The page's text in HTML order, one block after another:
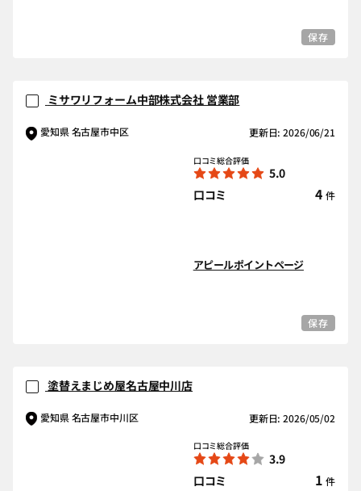
保存
ミサワリフォーム中部株式会社 営業部
愛知県 名古屋市中区 更新日: 2026/06/21
口コミ総合評価
5.0
口コミ
4 件
アピールポイントページ
保存
塗替えまじめ屋名古屋中川店
愛知県 名古屋市中川区 更新日: 2026/05/02
口コミ総合評価
3.9
口コミ
1 件